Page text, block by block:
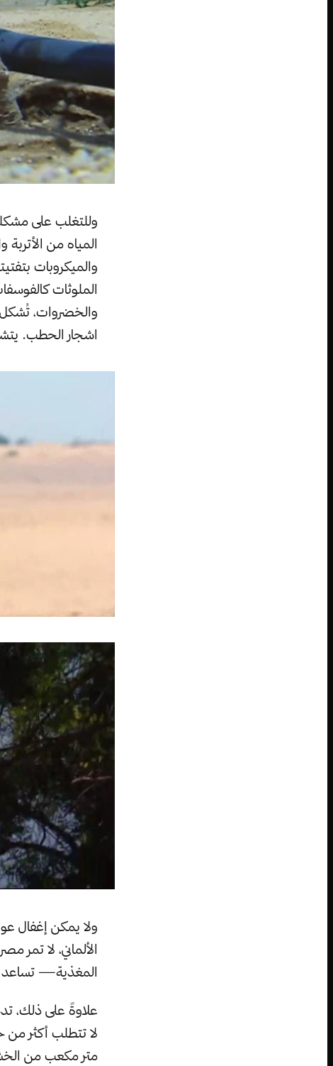
وللتغلب على
المياه من
والميكروبات
الملوثات
والخضروات، تُشكل
اشجار الحطب.
ولا يمكن إغفال
الألماني، لا تمر
المغذية— تساعد
علاوةً على ذلك،
لا تتطلب أكثر من
متر مكعب من